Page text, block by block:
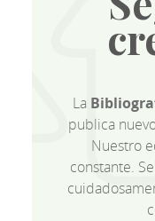
La
publica
Nuestro
constante.